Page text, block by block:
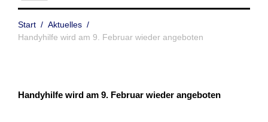
Start / Aktuelles /
Handyhilfe wird am 9. Februar wieder angeboten
Handyhilfe wird am 9. Februar wieder angeboten